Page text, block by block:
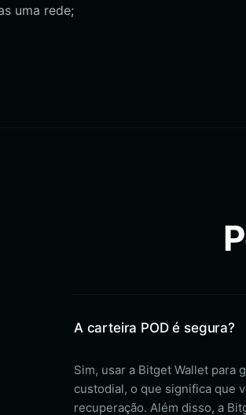
uma rede;
A carteira POD é segura?
Sim, usar a Bitget Wallet para
custodial, o que significa que
recuperação. Além disso, a